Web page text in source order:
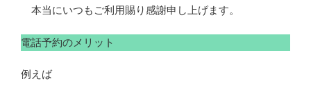
本当にいつもご利用賜り感謝申し上げます。
電話予約のメリット
例えば